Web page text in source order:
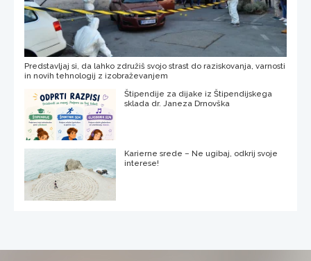
Predstavljaj si, da lahko združiš svojo strast do raziskovanja, varnosti
in novih tehnologij z izobraževanjem
Štipendije za dijake iz Štipendijskega
sklada dr. Janeza Drnovška
Karierne srede – Ne ugibaj, odkrij svoje
interese!